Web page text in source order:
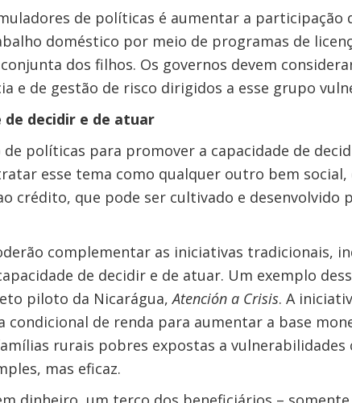
de políticas é aumentar a participação
doméstico por meio de programas de
dos filhos. Os governos devem
e de gestão de risco dirigidos a esse grupo
de decidir e de atuar
políticas para promover a capacidade de
esse tema como qualquer outro bem social,
crédito, que pode ser cultivado e desenvolvido
complementar as iniciativas tradicionais,
de decidir e de atuar. Um exemplo
piloto da Nicarágua,Atención a Crisis. A
condicional de renda para aumentar a base
rurais pobres expostas a vulnerabilidades
mas eficaz.